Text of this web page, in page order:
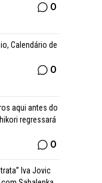
0
Calendário de
0
aqui antes do
regressará
0
Iva Jovic